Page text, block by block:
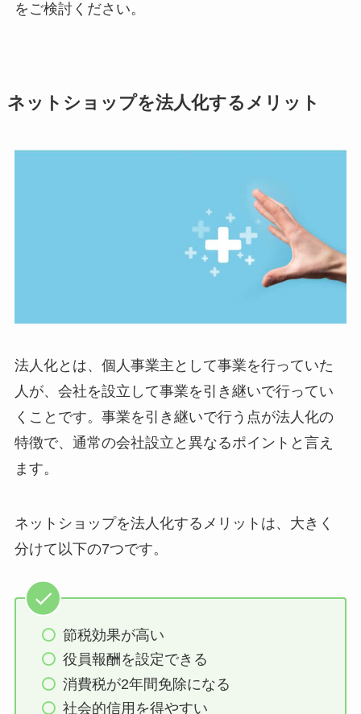
をご検討ください。
ネットショップを法人化するメリット
法人化とは、個人事業主として事業を行っていた
人が、会社を設立して事業を引き継いで行ってい
くことです。事業を引き継いで行う点が法人化の
特徴で、通常の会社設立と異なるポイントと言え
ます。
ネットショップを法人化するメリットは、大きく
分けて以下の7つです。
節税効果が高い
役員報酬を設定できる
消費税が2年間免除になる
社会的信用を得やすい